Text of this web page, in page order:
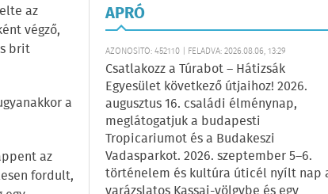
az
végző,
brit
a
az
fordult,
APRÓ
AZONOSÍTÓ: 452110 | FELADVA: 2026.08.06, 13:29
Csatlakozz a Túrabot – Hátizsák
Egyesület következő útjaihoz! 2026.
augusztus 16. családi élménynap,
meglátogatjuk a budapesti
Tropicariumot és a Budakeszi
Vadasparkot. 2026. szeptember 5–6.
történelem és kultúra úticél nyílt nap